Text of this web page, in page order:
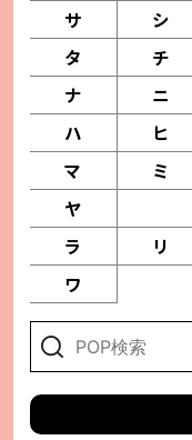
サ
シ
タ
チ
ナ
ニ
ハ
ヒ
マ
ミ
ヤ
ラ
リ
ワ